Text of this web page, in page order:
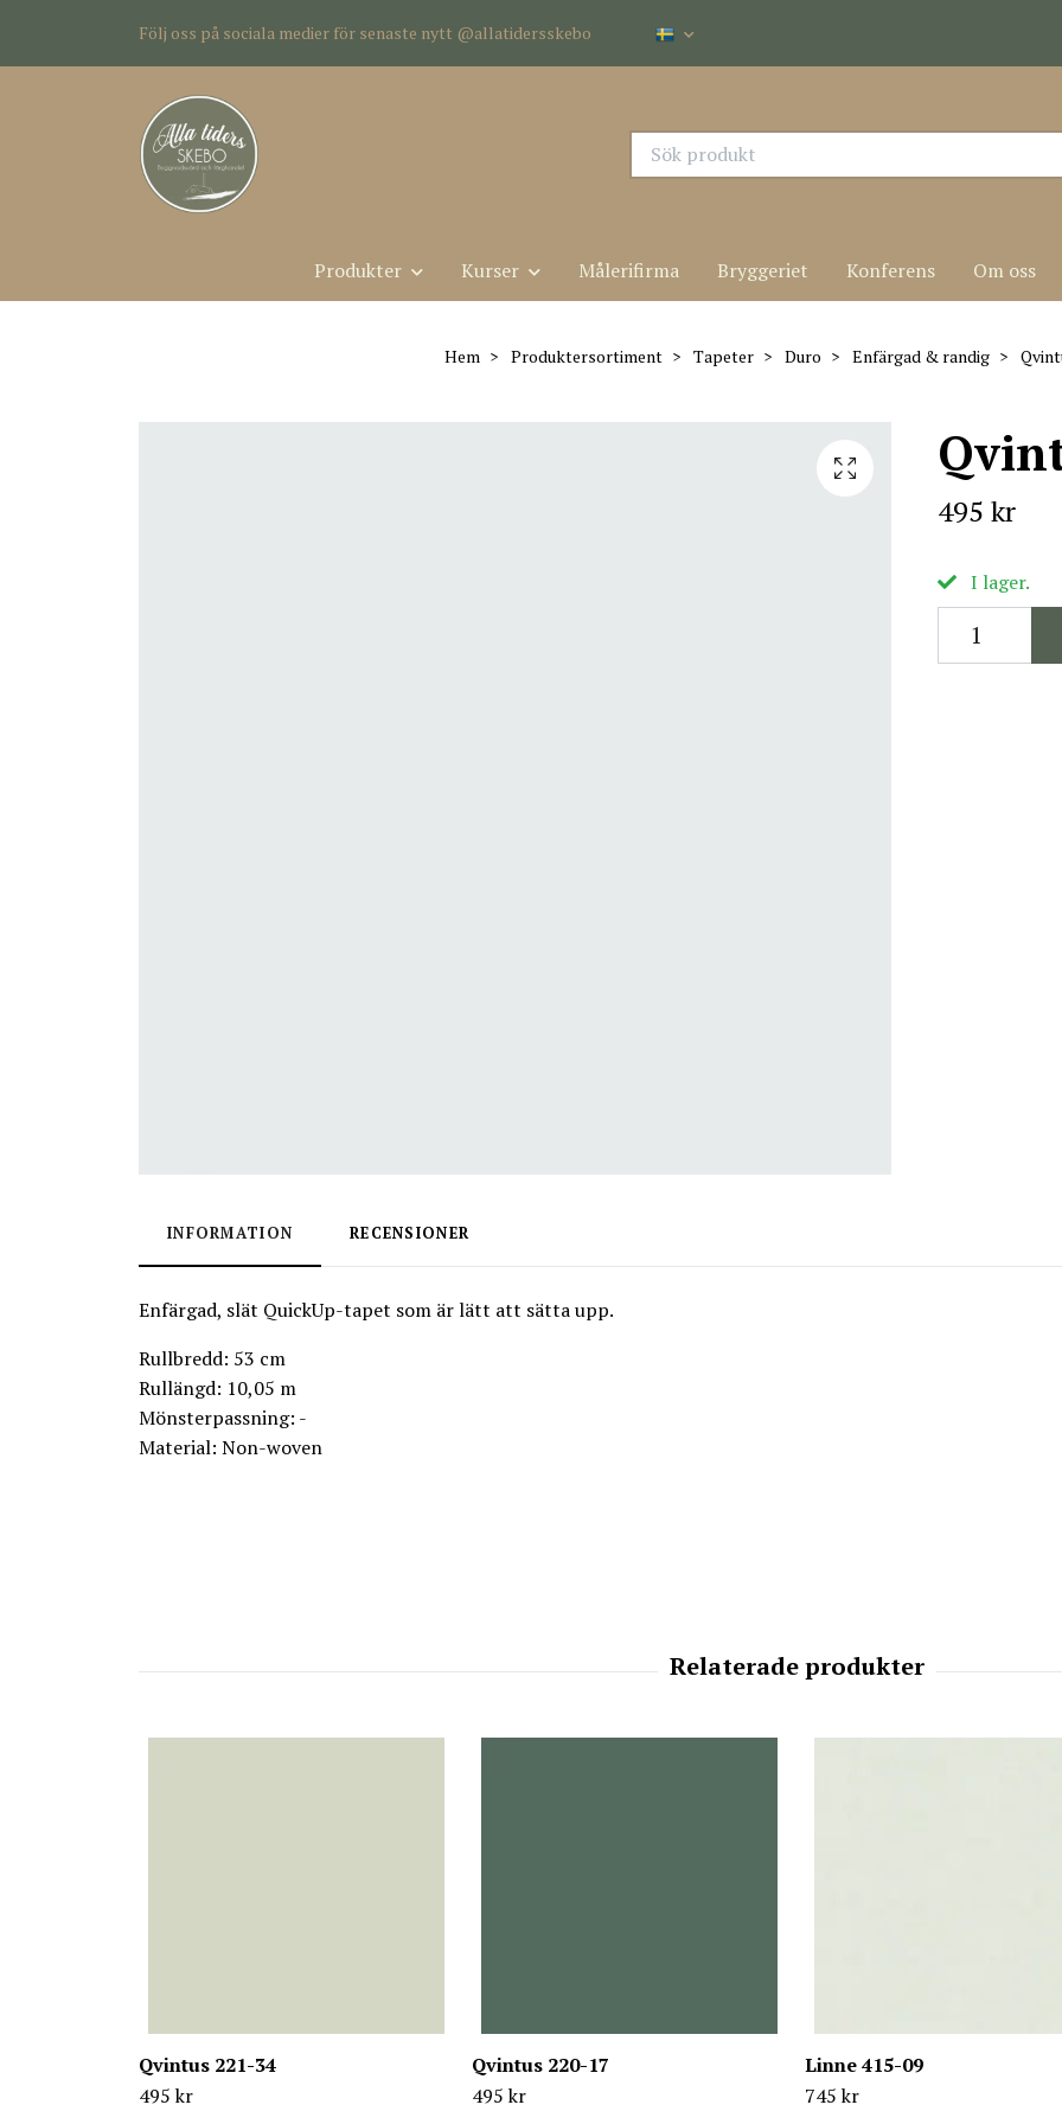
Följ oss på sociala medier för senaste nytt @allatidersskebo
Produkter Kurser Målerifirma Bryggeriet Konferens Om oss
Hem Produktersortiment Tapeter Duro Enfärgad & randig
495 kr
I lager.
INFORMATION RECENSIONER
Enfärgad, slät QuickUp-tapet som är lätt att sätta upp.
Rullbredd: 53 cm
Rullängd: 10,05 m
Mönsterpassning: -
Material: Non-woven
Qvintus 221-34
495 kr
Qvintus 220-17
495 kr
Linne 415-09
745 kr